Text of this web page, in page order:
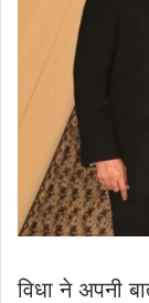
विधा ने अपनी